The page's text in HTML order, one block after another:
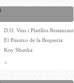
D.O. Vins i Platillos Restaurant
El Pinotxo de la Boqueria
Koy Shunka
>